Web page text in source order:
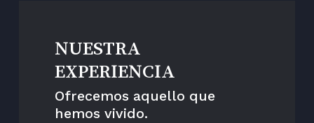
NUESTRA
EXPERIENCIA
Ofrecemos aquello que
hemos vivido.